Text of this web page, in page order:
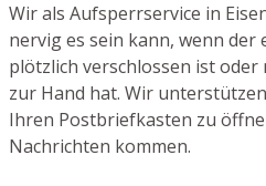
Wir als Aufsperrservice in
nervig es sein kann, wenn
plötzlich verschlossen ist oder
zur Hand hat. Wir
Ihren Postbriefkasten zu
Nachrichten kommen.